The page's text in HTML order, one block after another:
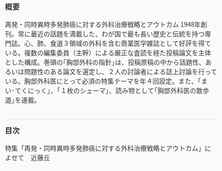
概要
再発・同時異時多発肺癌に対する外科治療戦略とアウトカム 1948年創
刊。常に最近の話題を満載した、わが国で最も長い歴史と伝統を持つ専
門誌。心、肺、食道３領域の外科を含む商業医学雑誌として好評を得て
いる。複数の編集委員（主幹）による厳正な査読を経た投稿論文を主体
とした構成。巻頭の｢胸部外科の指針｣は、投稿原稿の中から話題性、あ
るいは問題性のある論文を選定し、２人の討論者による誌上討論を行って
いる。胸部外科医にとって必須の特集テーマを年４回設定。また、｢ま
い･てくにっく｣、｢１枚のシェーマ｣、読み物として｢胸部外科医の散歩
道｣を連載。
目次
特集「再発・同時異時多発肺癌に対する外科治療戦略とアウトカム」に
よせて 近藤丘